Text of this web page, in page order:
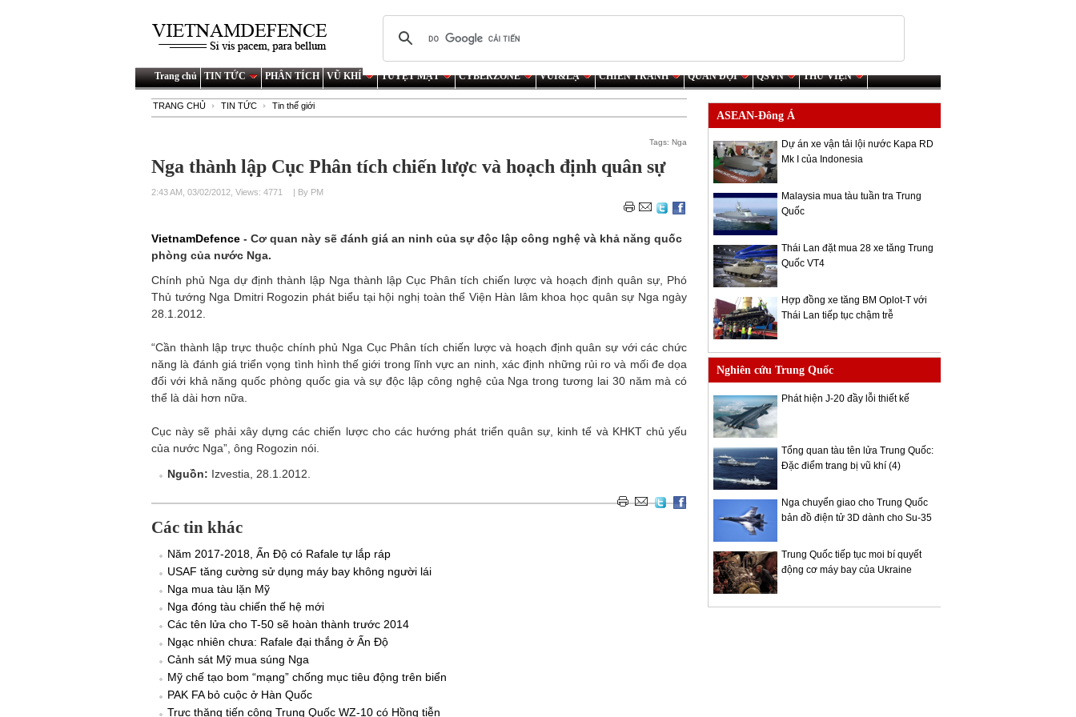
Trang chủ TIN TỨC PHÂN TÍCH VŨ KHÍ TUYỆT MẬT CYBERZONE VUI&LẠ CHIẾN TRANH QUÂN ĐỘI QSVN THƯ VIỆN
TRANG CHỦ TIN TỨC Tin thế giới
Tags:Nga
Nga thành lập Cục Phân tích chiến lược và hoạch định quân sự
2:43 AM, 03/02/2012, Views: 4771 | By PM
VietnamDefence - Cơ quan này sẽ đánh giá an ninh của sự độc lập công nghệ và khả năng quốc
phòng của nước Nga.
Chính phủ Nga dự định thành lập Nga thành lập Cục Phân tích chiến lược và hoạch định quân sự, Phó
Thủ tướng Nga Dmitri Rogozin phát biểu tại hội nghị toàn thể Viện Hàn lâm khoa học quân sự Nga ngày
28.1.2012.
“Cần thành lập trực thuộc chính phủ Nga Cục Phân tích chiến lược và hoạch định quân sự với các chức
năng là đánh giá triển vọng tình hình thế giới trong lĩnh vực an ninh, xác định những rủi ro và mối đe dọa
đối với khả năng quốc phòng quốc gia và sự độc lập công nghệ của Nga trong tương lai 30 năm mà có
thể là dài hơn nữa.
Cục này sẽ phải xây dựng các chiến lược cho các hướng phát triển quân sự, kinh tế và KHKT chủ yếu
của nước Nga”, ông Rogozin nói.
Nguồn: Izvestia, 28.1.2012.
Các tin khác
Năm 2017-2018, Ấn Độ có Rafale tự lắp ráp
USAF tăng cường sử dụng máy bay không người lái
Nga mua tàu lặn Mỹ
Nga đóng tàu chiến thế hệ mới
Các tên lửa cho T-50 sẽ hoàn thành trước 2014
Ngạc nhiên chưa: Rafale đại thắng ở Ấn Độ
Cảnh sát Mỹ mua súng Nga
Mỹ chế tạo bom “mạng” chống mục tiêu động trên biển
PAK FA bỏ cuộc ở Hàn Quốc
Trực thăng tiến công Trung Quốc WZ-10 có Hồng tiễn
ASEAN-Đông Á
Dự án xe vận tải lội nước Kapa RD
Mk I của Indonesia
Malaysia mua tàu tuần tra Trung
Quốc
Thái Lan đặt mua 28 xe tăng Trung
Quốc VT4
Hợp đồng xe tăng BM Oplot-T với
Thái Lan tiếp tục chậm trễ
Nghiên cứu Trung Quốc
Phát hiện J-20 đầy lỗi thiết kế
Tổng quan tàu tên lửa Trung Quốc:
Đặc điểm trang bị vũ khí (4)
Nga chuyển giao cho Trung Quốc
bản đồ điện tử 3D dành cho Su-35
Trung Quốc tiếp tục moi bí quyết
động cơ máy bay của Ukraine